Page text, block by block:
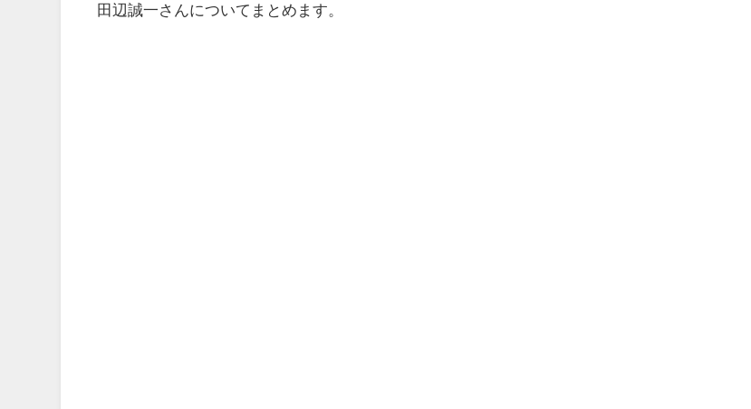
田辺誠一さんについてまとめます。